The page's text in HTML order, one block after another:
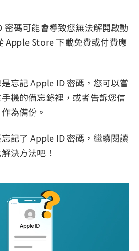
密碼可能會導致您無法解開啟動
Apple Store 下載免費或付費應
忘記 Apple ID 密碼，您可以嘗
機的備忘錄裡，或者告訴您信
為備份。
記了 Apple ID 密碼，繼續閱讀
決方法吧！